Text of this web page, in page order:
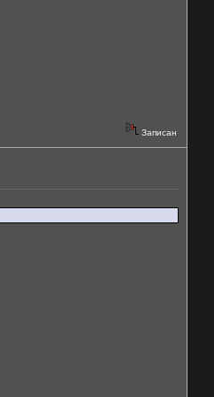
Записан